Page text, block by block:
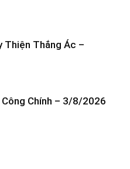
Thiện Thắng Ác –
Chính – 3/8/2026